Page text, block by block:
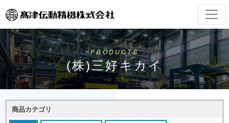
PRODUCTS
(株)三好キカイ
商品カテゴリ